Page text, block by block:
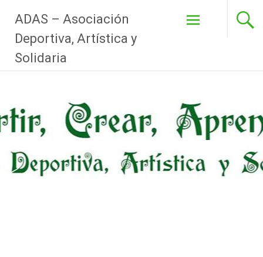
ADAS – Asociación
Deportiva, Artística y
Solidaria
Pasar
al
contenido